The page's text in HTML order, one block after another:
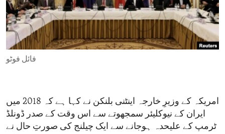
ENVIRONMENT AND HEALTH
IDEALS AND INSTITUTIONS
فائل فوٹو
امریکہ کے وزیرِ خارجہ اینٹنی بلنکن نے کہا ہے کہ 2018 میں
ایران کے نیوکلیئر سمجھوتے سے اس وقت کے صدر ڈونلڈ
ٹرمپ کے علیحدہ ہوجانے سے ایک چیلنج کی صورتِ حال نے